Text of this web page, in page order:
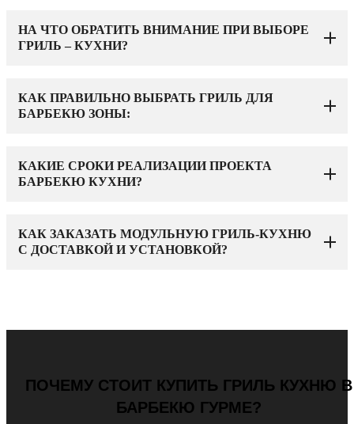
НА ЧТО ОБРАТИТЬ ВНИМАНИЕ ПРИ ВЫБОРЕ
ГРИЛЬ – КУХНИ?
КАК ПРАВИЛЬНО ВЫБРАТЬ ГРИЛЬ ДЛЯ
БАРБЕКЮ ЗОНЫ:
КАКИЕ СРОКИ РЕАЛИЗАЦИИ ПРОЕКТА
БАРБЕКЮ КУХНИ?
КАК ЗАКАЗАТЬ МОДУЛЬНУЮ ГРИЛЬ-КУХНЮ
С ДОСТАВКОЙ И УСТАНОВКОЙ?
ПОЧЕМУ СТОИТ КУПИТЬ ГРИЛЬ КУХНЮ В
БАРБЕКЮ ГУРМЕ?